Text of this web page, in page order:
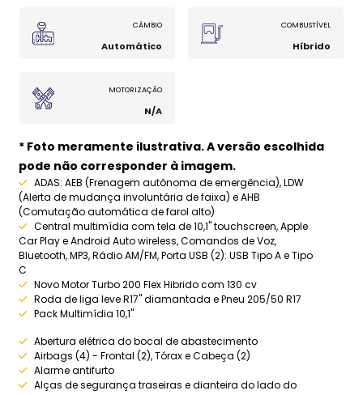
CÂMBIO
Automático
COMBUSTÍVEL
Híbrido
MOTORIZAÇÃO
N/A
* Foto meramente ilustrativa. A versão escolhida
pode não corresponder à imagem.
ADAS: AEB (Frenagem autônoma de emergência), LDW
(Alerta de mudança involuntária de faixa) e AHB
(Comutação automática de farol alto)
Central multimídia com tela de 10,1" touchscreen, Apple
Car Play e Android Auto wireless, Comandos de Voz,
Bluetooth, MP3, Rádio AM/FM, Porta USB (2): USB Tipo A e Tipo
C
Novo Motor Turbo 200 Flex Hibrido com 130 cv
Roda de liga leve R17" diamantada e Pneu 205/50 R17
Pack Multimídia 10,1"
Abertura elétrica do bocal de abastecimento
Airbags (4) - Frontal (2), Tórax e Cabeça (2)
Alarme antifurto
Alças de segurança traseiras e dianteira do lado do